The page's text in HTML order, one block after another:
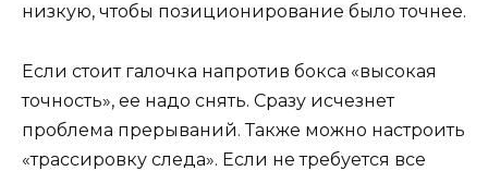
низкую, чтобы позиционирование было точнее.
Если стоит галочка напротив бокса «высокая
точность», ее надо снять. Сразу исчезнет
проблема прерываний. Также можно настроить
«трассировку следа». Если не требуется все